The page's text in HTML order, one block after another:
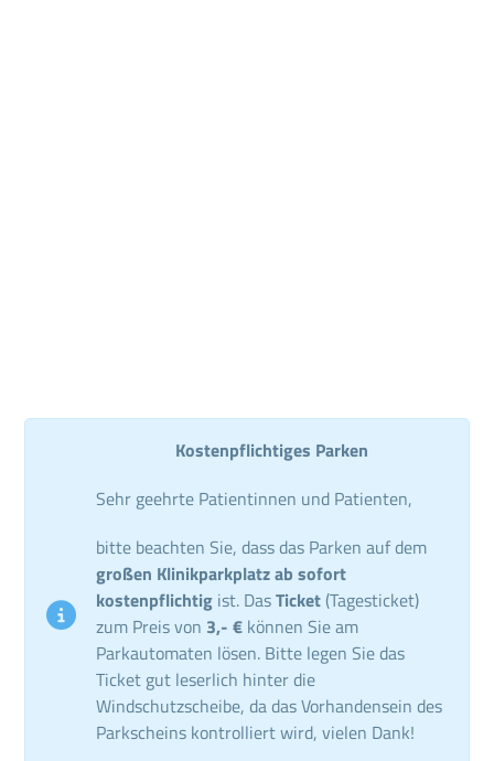
Kostenpflichtiges Parken
Sehr geehrte Patientinnen und Patienten,
bitte beachten Sie, dass das Parken auf dem
großen Klinikparkplatz ab sofort
kostenpflichtig ist. DasTicket (Tagesticket)
zum Preis von 3,- € können Sie am
Parkautomaten lösen. Bitte legen Sie das
Ticket gut leserlich hinter die
Windschutzscheibe, da das Vorhandensein des
Parkscheins kontrolliert wird, vielen Dank!